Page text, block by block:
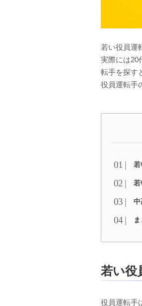
若い役員運
実際には20
転手を探す
役員運転手
若
若
中
若い役
役員運転手